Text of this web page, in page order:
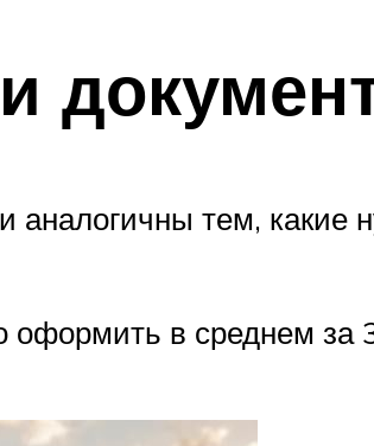
аналогичны тем, какие
оформить в среднем за